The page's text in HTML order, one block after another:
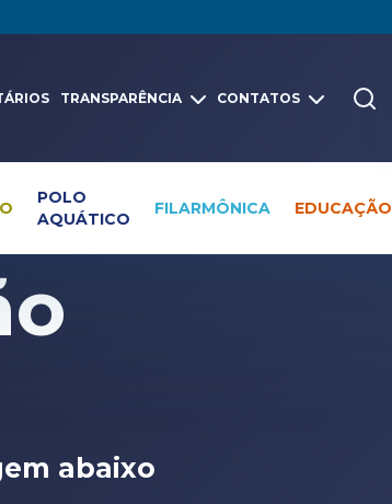
TRANSPARÊNCIA CONTATOS
POLO
AQUÁTICO
FILARMÔNICA EDUCAÇÃO
abaixo